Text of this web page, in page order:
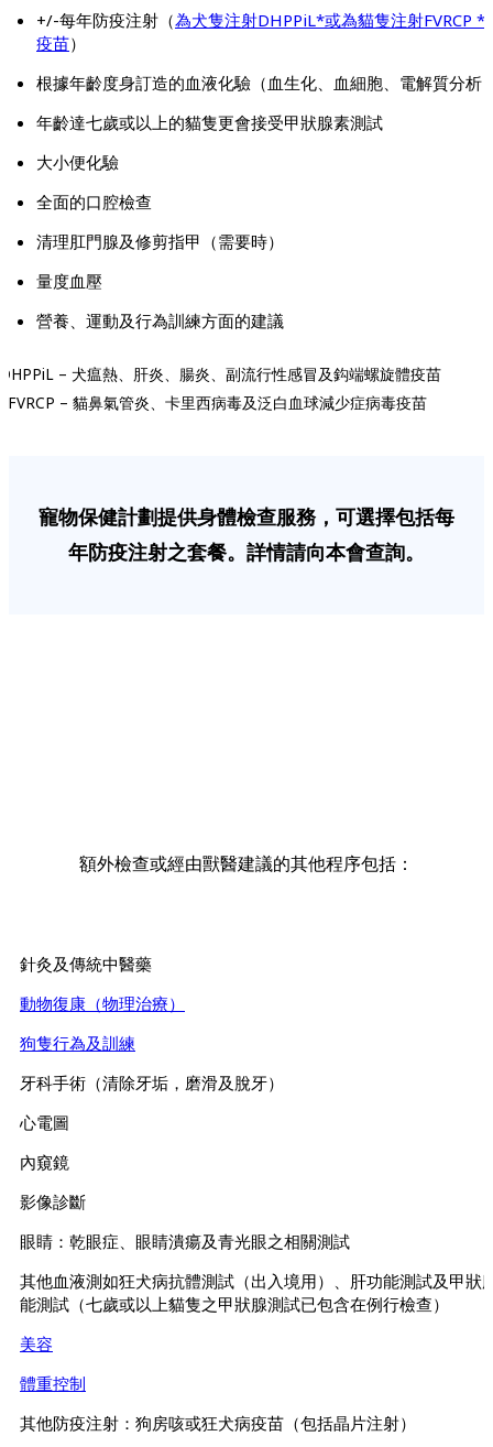
+/-每年防疫注射（為犬隻注射DHPPiL*或為貓隻注射FVRCP **
疫苗）
根據年齡度身訂造的血液化驗（血生化、血細胞、電解質分析
年齡達七歲或以上的貓隻更會接受甲狀腺素測試
大小便化驗
全面的口腔檢查
清理肛門腺及修剪指甲（需要時）
量度血壓
營養、運動及行為訓練方面的建議
– 犬瘟熱、肝炎、腸炎、副流行性感冒及鈎端螺旋體疫苗
– 貓鼻氣管炎、卡里西病毒及泛白血球減少症病毒疫苗
寵物保健計劃提供身體檢查服務，可選擇包括每
年防疫注射之套餐。詳情請向本會查詢。
額外檢查或經由獸醫建議的其他程序包括：
針灸及傳統中醫藥
動物復康（物理治療）
狗隻行為及訓練
牙科手術（清除牙垢，磨滑及脫牙）
心電圖
內窺鏡
影像診斷
眼睛：乾眼症、眼睛潰瘍及青光眼之相關測試
其他血液測如狂犬病抗體測試（出入境用）、肝功能測試及甲狀
能測試（七歲或以上貓隻之甲狀腺測試已包含在例行檢查）
美容
體重控制
其他防疫注射：狗房咳或狂犬病疫苗（包括晶片注射）